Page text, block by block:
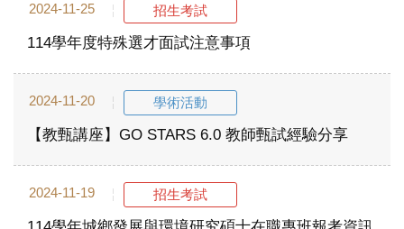
2024-11-25 招生考試
114學年度特殊選才面試注意事項
2024-11-20 學術活動
【教甄講座】GO STARS 6.0 教師甄試經驗分享
2024-11-19 招生考試